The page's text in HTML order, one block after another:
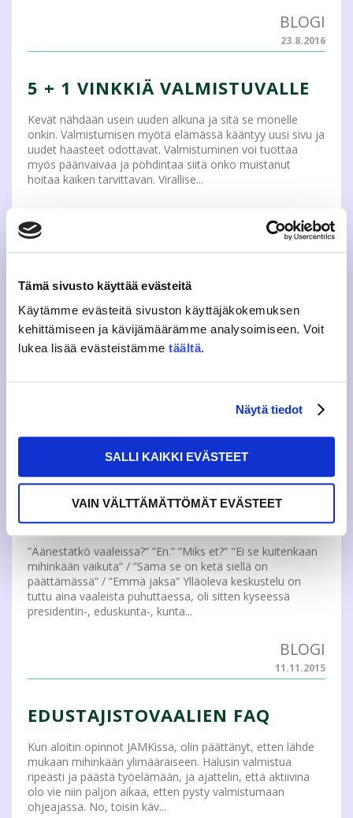
Tämä sivusto käyttää evästeitä
Käytämme evästeitä sivuston käyttäjäkokemuksen
kehittämiseen ja kävijämäärämme analysoimiseen. Voit
lukea lisää evästeistämme täältä.
Näytä tiedot
SALLI KAIKKI EVÄSTEET
VAIN VÄLTTÄMÄTTÖMÄT EVÄSTEET
BLOGI
23.8.2016
5 + 1 VINKKIÄ VALMISTUVALLE
Kevät nähdään usein uuden alkuna ja sitä se monelle
onkin. Valmistumisen myötä elämässä kääntyy uusi sivu ja
uudet haasteet odottavat. Valmistuminen voi tuottaa
myös päänvaivaa ja pohdintaa siitä onko muistanut
hoitaa kaiken tarvittavan. Virallise...
BLOGI
19.4.2016
MISTÄ NIITÄ DUUNEJA OIKEIN
TULEE?
Alkuvuoden suurin ponnistus JAMKOn tutorsektorille on
tutorrekrytointi. Viimeisen kahden viikon aikana olemme
löytää hakijoiden joukosta ne kaikista parhaat, timanttien
BLOGI
”SAMA SE ON KETÄ SIELLÄ ON
PÄÄTTÄMÄSSÄ”
”Äänestätkö vaaleissa?” ”En.” ”Miks et?” "Ei se kuitenkaan
mihinkään vaikuta” / ”Sama se on ketä siellä on
päättämässä” / ”Emmä jaksa” Ylläoleva keskustelu on
tuttu aina vaaleista puhuttaessa, oli sitten kyseessä
presidentin-, eduskunta-, kunta...
BLOGI
11.11.2015
EDUSTAJISTOVAALIEN FAQ
Kun aloitin opinnot JAMKissa, olin päättänyt, etten lähde
mukaan mihinkään ylimääräiseen. Halusin valmistua
ripeästi ja päästä työelämään, ja ajattelin, että aktiivina
olo vie niin paljon aikaa, etten pysty valmistumaan
ohjeajassa. No, toisin käv...